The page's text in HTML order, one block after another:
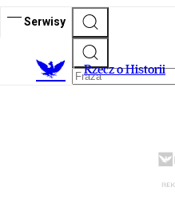
Serwisy
Rzecz o Historii